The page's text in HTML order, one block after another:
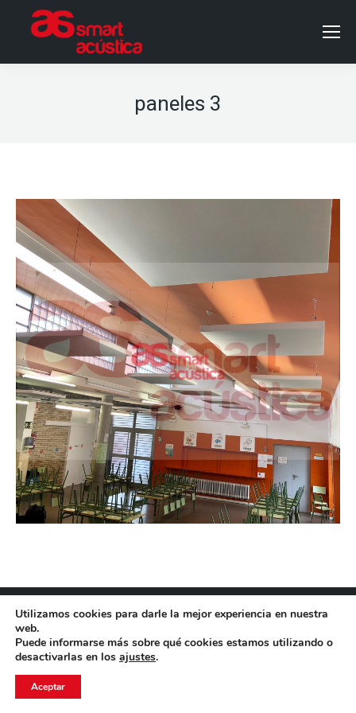
paneles 3
Menú barra inferior - ES
Utilizamos cookies para darle la mejor experiencia en nuestra
web.
Puede informarse más sobre qué cookies estamos utilizando o
desactivarlas en los ajustes.
Aceptar